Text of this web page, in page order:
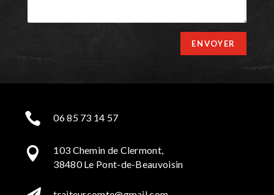
ENVOYER
 06 85 73 14 57

103 Chemin de Clermont,
38480 Le Pont-de-Beauvoisin